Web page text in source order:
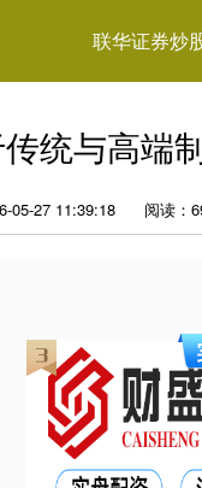
联华证券炒
统与高端
05-27 11:39:18 阅读：